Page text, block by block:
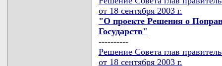
от 18 сентября 2003 г.
"О проекте Решения о
Государств"
----------
Решение Совета глав
от 18 сентября 2003 г.